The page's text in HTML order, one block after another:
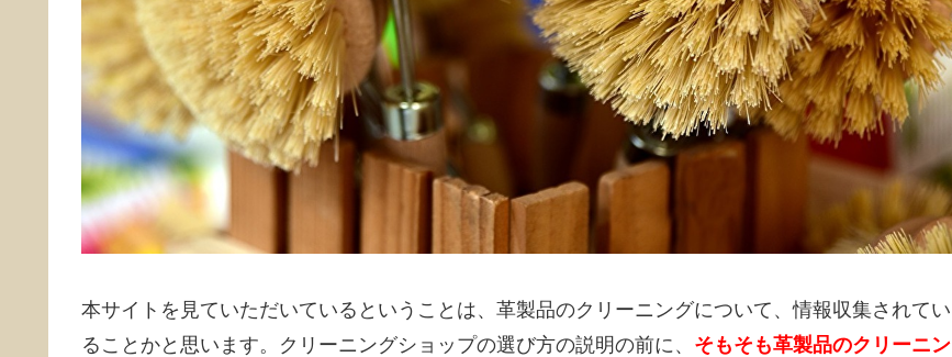
本サイトを見ていただいているということは、革製品のクリーニングについて、情報収集されてい
ることかと思います。クリーニングショップの選び方の説明の前に、 そもそも革製品のクリーニン